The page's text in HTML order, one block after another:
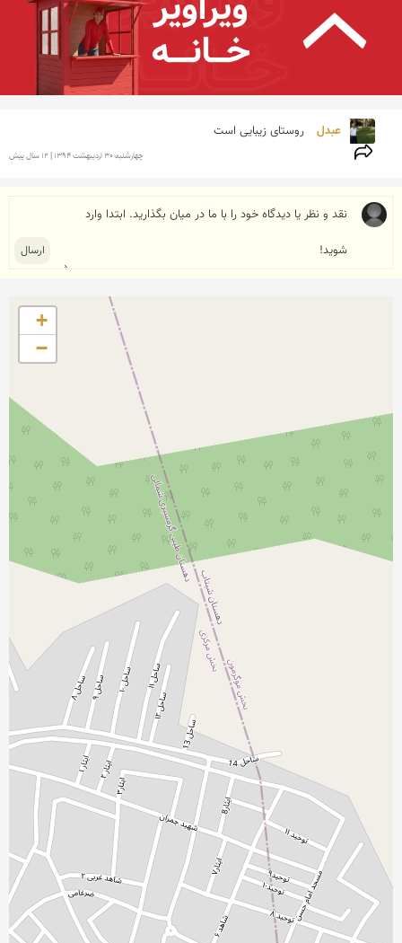
عبدل روستای زیبایی است
چهارشنبه 30 ارديبهشت 1394 | 12 سال پیش
+
−